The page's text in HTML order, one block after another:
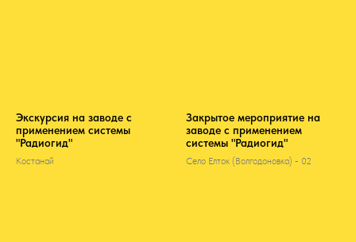
Экскурсия на заводе с
применением системы
"Радиогид"
Костанай
Закрытое мероприятие на
заводе с применением
системы "Радиогид"
Село Елток (Волгодоновка) - 02